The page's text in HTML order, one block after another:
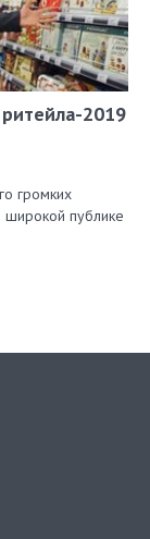
2019
громких
широкой публике